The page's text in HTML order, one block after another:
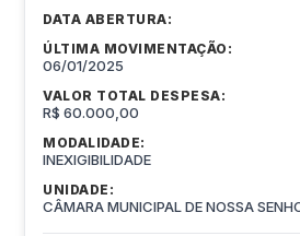
DATA ABERTURA:
ÚLTIMA MOVIMENTAÇÃO:
06/01/2025
VALOR TOTAL DESPESA:
R$ 60.000,00
MODALIDADE:
INEXIGIBILIDADE
UNIDADE:
CÂMARA MUNICIPAL DE NOSSA